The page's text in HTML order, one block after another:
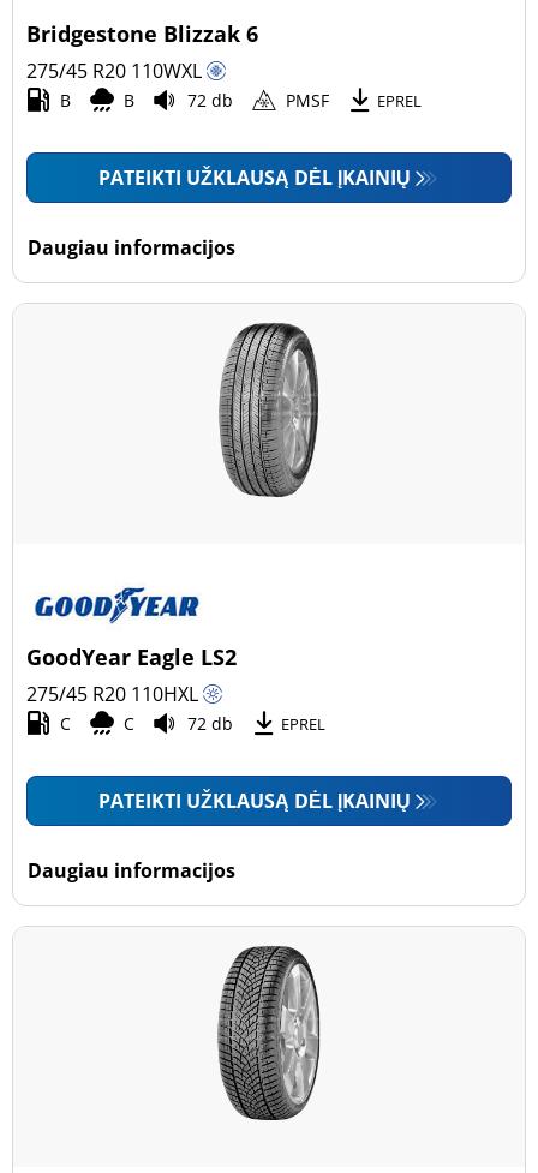
Bridgestone Blizzak 6
275/45 R20 110WXL
B B 72 db PMSF EPREL
PATEIKTI UŽKLAUSĄ DĖL ĮKAINIŲ
Daugiau informacijos
GoodYear Eagle LS2
275/45 R20 110HXL
C C 72 db EPREL
PATEIKTI UŽKLAUSĄ DĖL ĮKAINIŲ
Daugiau informacijos